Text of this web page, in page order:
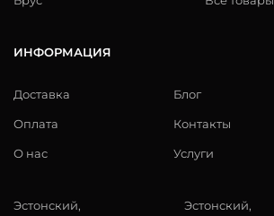
ИНФОРМАЦИЯ
Доставка
Оплата
О нас
Блог
Контакты
Услуги
Эстонский,
Эстонский,